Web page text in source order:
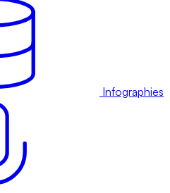
Infographies